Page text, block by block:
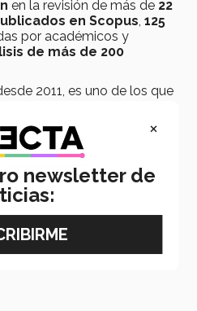
en la revisión de más de 22
en Scopus 125
por académicos y
de más de 200
2011, es uno de los que
la tabla de
disciplina.
×
newsletter de